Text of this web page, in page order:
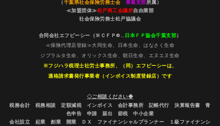
（千葉県社会保険労務士会 東葛支部所属）
≪加盟団体≫松戸商工会議所自由業部
社会保険労務士松戸協議会
合同会社エフピーシー（※ＣＦＰ®… 日本ＦＰ協会千葉支部）
≪保険代理店登録≫大同生命、日本生命、はなさく生命
ジブラルタ生命、オリックス生命、朝日生命、エヌエヌ生命
※フジハラ税理士社労士事務所、（同）エフピーシーは、
適格請求書発行事業者（インボイス制度登録店）です
◇ご相談ください◆
税務会計 税務相談 定額減税 インボイス 会計事務所 記帳代行 決算報告書 青
色申告 申請 届出 節税 中小企業
会社設立 起業 創業 開業 ＤＸ ファイナンシャルプランナー １級ファイナンシ